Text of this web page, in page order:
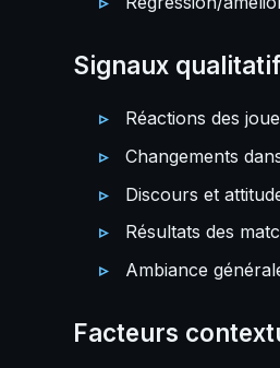
Signaux
Réactions des
Changements
Discours et
Résultats des
Ambiance
Facteurs